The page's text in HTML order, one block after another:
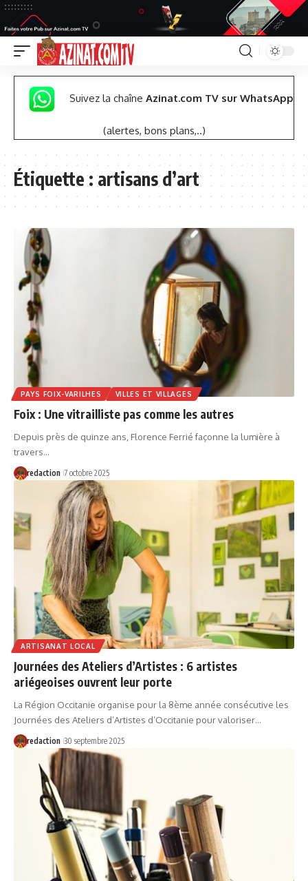
Suivez la chaîne Azinat.com TV sur WhatsApp
(alertes, bons plans,..)
Étiquette :artisans d’art
PAYS FOIX-VARILHES VILLES ET VILLAGES
Foix : Une vitrailliste pas comme les autres
Depuis près de quinze ans, Florence Ferrié façonne la lumière à
travers…
redaction 7 octobre 2025
ARTISANAT LOCAL
Journées des Ateliers d’Artistes : 6 artistes
ariégeoises ouvrent leur porte
La Région Occitanie organise pour la 8ème année consécutive les
Journées des Ateliers d’Artistes d’Occitanie pour valoriser…
redaction 30 septembre 2025